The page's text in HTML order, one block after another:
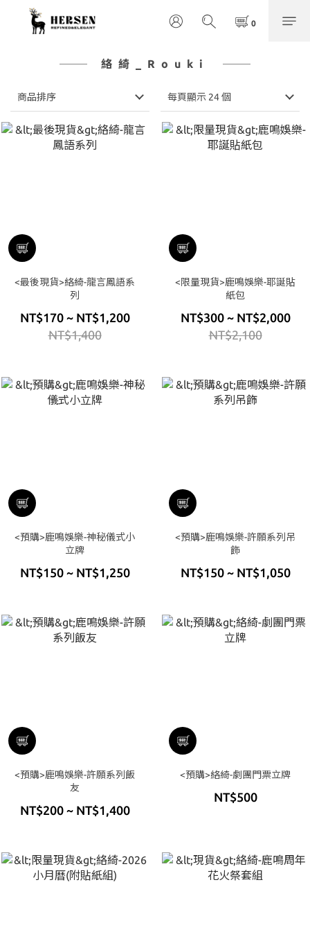
絡綺_Rouki
商品排序 每頁顯示 24 個
<最後現貨>絡綺-龍言鳳語系
列
NT$170 ~ NT$1,200
NT$1,400
<限量現貨>鹿鳴娛樂-耶誕貼
紙包
NT$300 ~ NT$2,000
NT$2,100
<預購>鹿鳴娛樂-神秘儀式小
立牌
NT$150 ~ NT$1,250
<預購>鹿鳴娛樂-許願系列吊
飾
NT$150 ~ NT$1,050
<預購>鹿鳴娛樂-許願系列飯
友
NT$200 ~ NT$1,400
<預購>絡綺-劇團門票立牌
NT$500